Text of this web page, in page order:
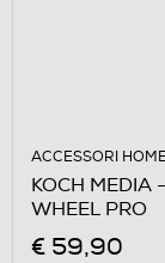
ACCESSORI
KOCH MEDIA
WHEEL PRO
€ 59,90